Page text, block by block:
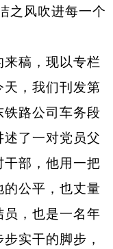
之风吹进每一个
稿，现以专栏
，我们刊发第
铁路公司车务段
了一对党员父
部，他用一把
公平，也丈量
，也是一名年
实干的脚步，